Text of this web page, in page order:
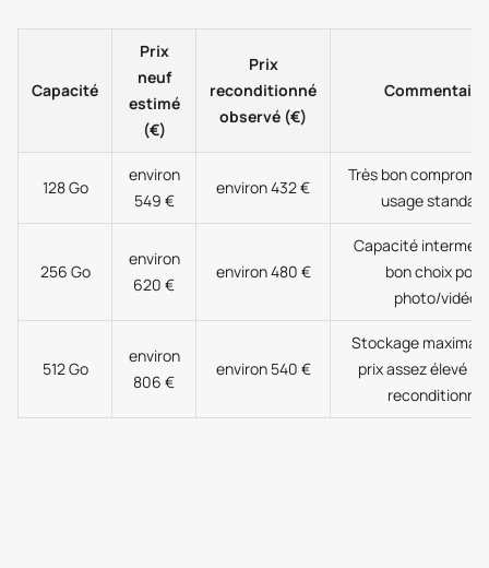
Capacité
Prix
neuf
estimé
(€)
Prix
reconditionné
observé (€)
Commentaire
128 Go
environ
549 €
environ 432 €
Très bon
usage standard
256 Go
environ
620 €
environ 480 €
Capacité
bon choix pour
photo/vidéo
512 Go
environ
806 €
environ 540 €
Stockage maximal,
prix assez élevé
reconditionné